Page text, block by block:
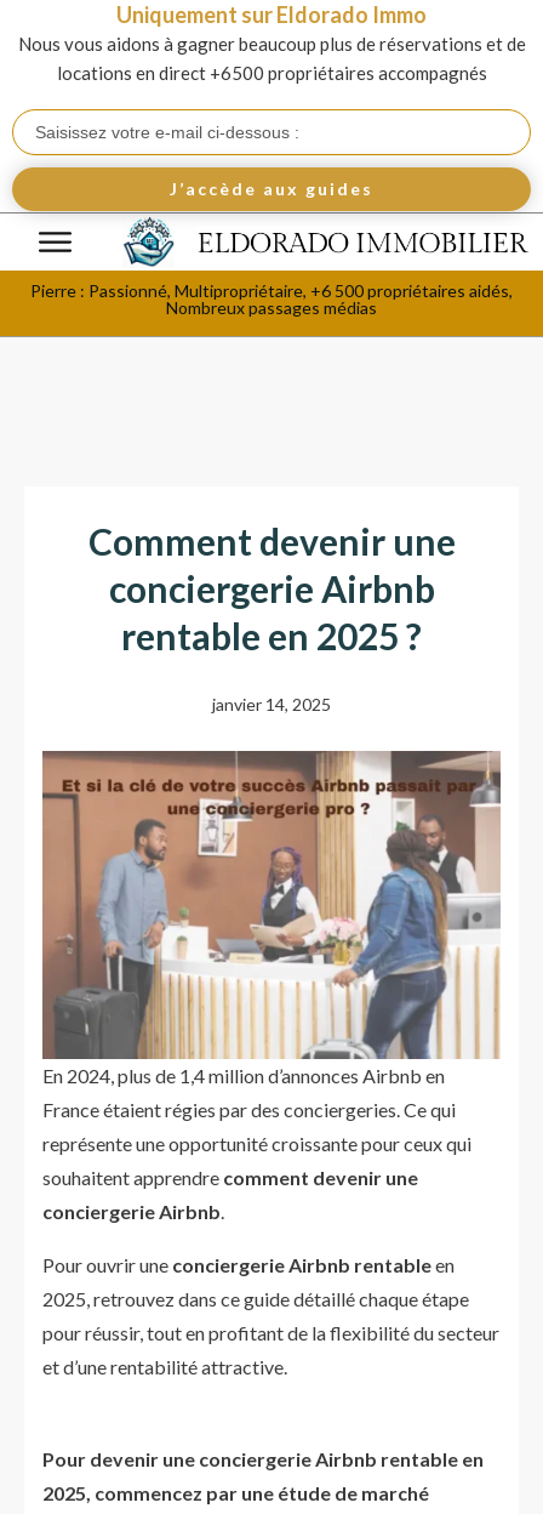
Uniquement sur Eldorado Immo
Nous vous aidons à gagner beaucoup plus de réservations et de
locations en direct +6500 propriétaires accompagnés
J’accède aux guides
Pierre : Passionné, Multipropriétaire, +6 500 propriétaires aidés,
Nombreux passages médias
Comment devenir une
conciergerie Airbnb
rentable en 2025 ?
janvier 14, 2025
En 2024, plus de 1,4 million d’annonces Airbnb en
France étaient régies par des conciergeries. Ce qui
représente une opportunité croissante pour ceux qui
souhaitent apprendre comment devenir une
conciergerie Airbnb.
Pour ouvrir une conciergerie Airbnb rentableen
2025, retrouvez dans ce guide détaillé chaque étape
pour réussir, tout en profitant de la flexibilité du secteur
et d’une rentabilité attractive.
Pour devenir une conciergerie Airbnb rentable en
2025, commencez par une étude de marché